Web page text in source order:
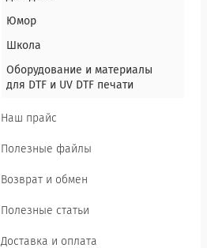
Юмор
Школа
Оборудование и материалы
для DTF и UV DTF печати
Наш прайс
Полезные файлы
Возврат и обмен
Полезные статьи
Доставка и оплата